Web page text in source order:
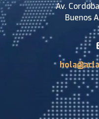
Av.
Buenos